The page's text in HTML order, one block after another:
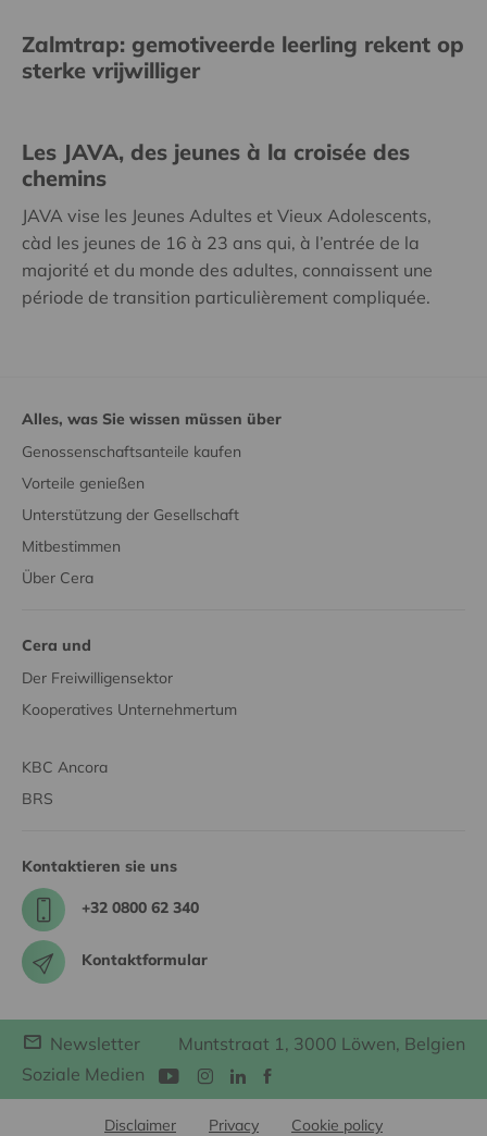
Zalmtrap: gemotiveerde leerling rekent op
sterke vrijwilliger
Les JAVA, des jeunes à la croisée des
chemins
JAVA vise les Jeunes Adultes et Vieux Adolescents,
càd les jeunes de 16 à 23 ans qui, à l’entrée de la
majorité et du monde des adultes, connaissent une
période de transition particulièrement compliquée.
Alles, was Sie wissen müssen über
Genossenschaftsanteile kaufen
Vorteile genießen
Unterstützung der Gesellschaft
Mitbestimmen
Über Cera
Cera und
Der Freiwilligensektor
Kooperatives Unternehmertum
KBC Ancora
BRS
Kontaktieren sie uns
+32 0800 62 340
Kontaktformular
Newsletter
Muntstraat 1, 3000 Löwen, Belgien
Soziale Medien
Disclaimer Privacy Cookie policy